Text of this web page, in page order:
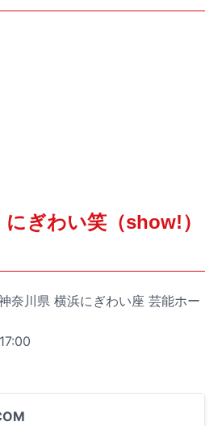
ぎわい笑（show!）
奈川県 横浜にぎわい座 芸能ホー